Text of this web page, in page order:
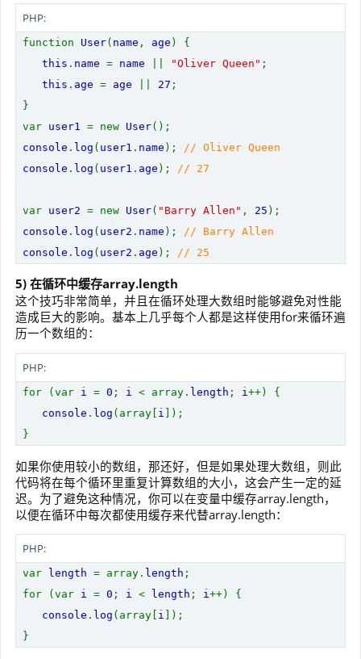
PHP:
function User( name , age ) {
this . name = name "Oliver Queen" ;
this . age = age 27 ;
}
var user1 = new User();
console . log ( user1 . name );
// Oliver Queen
console . log ( user1 . age ); // 27
var user2 = new User( "Barry Allen" , 25 );
console . log ( user2 . name );
// Barry Allen
console . log ( user2 . age ); // 25
5) 在循环中缓存array.length
这个技巧非常简单，并且在循环处理大数组时能够避免对性能
造成巨大的影响。基本上几乎每个人都是这样使用for来循环遍
历一个数组的：
PHP:
for (var i = 0 ; i < array. length ; i ++) {
console . log (array[ i
]);
}
如果你使用较小的数组，那还好，但是如果处理大数组，则此
代码将在每个循环里重复计算数组的大小，这会产生一定的延
迟。为了避免这种情况，你可以在变量中缓存array.length，
以便在循环中每次都使用缓存来代替array.length：
PHP:
var length = array. length ;
for (var i = 0 ; i < length ; i++) {
console . log (array[ i ]);
}